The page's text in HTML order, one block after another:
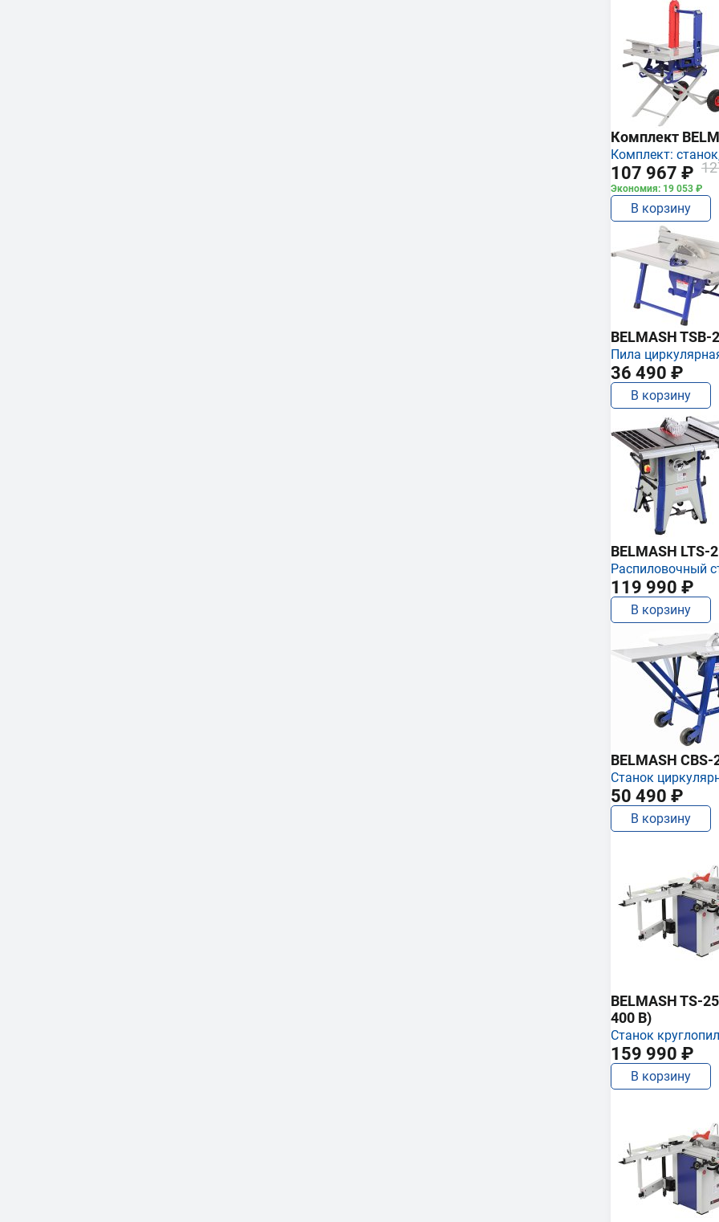
Комплект
Комплект:
107 967 ₽
Экономия: 19 053 ₽
В корзину
BELMASH TSB-
Пила
36 490 ₽
В корзину
BELMASH LTS-
Распиловочный
119 990 ₽
В корзину
BELMASH CBS-
Станок
50 490 ₽
В корзину
BELMASH TS-
400 В)
Станок
159 990 ₽
В корзину